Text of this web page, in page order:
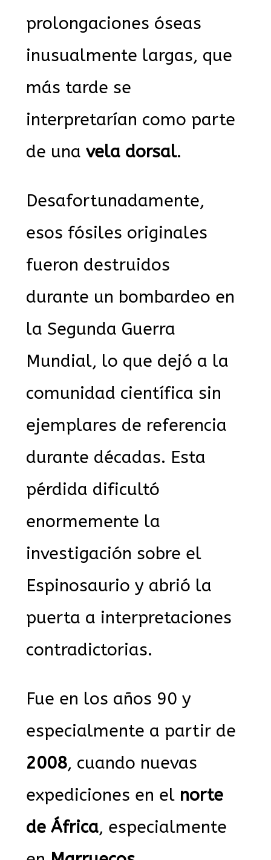
prolongaciones óseas
inusualmente largas, que
más tarde se
interpretarían como parte
de unavela dorsal.
Desafortunadamente,
esos fósiles originales
fueron destruidos
durante un bombardeo en
la Segunda Guerra
Mundial, lo que dejó a la
comunidad científica sin
ejemplares de referencia
durante décadas. Esta
pérdida dificultó
enormemente la
investigación sobre el
Espinosaurio y abrió la
puerta a interpretaciones
contradictorias.
Fue en los años 90 y
especialmente a partir de
2008, cuando nuevas
expediciones en el norte
de África, especialmente